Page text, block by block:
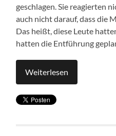
geschlagen. Sie reagierten
auch nicht darauf, dass die
Das heißt, diese Leute
hatten die Entführung
Weiterlesen